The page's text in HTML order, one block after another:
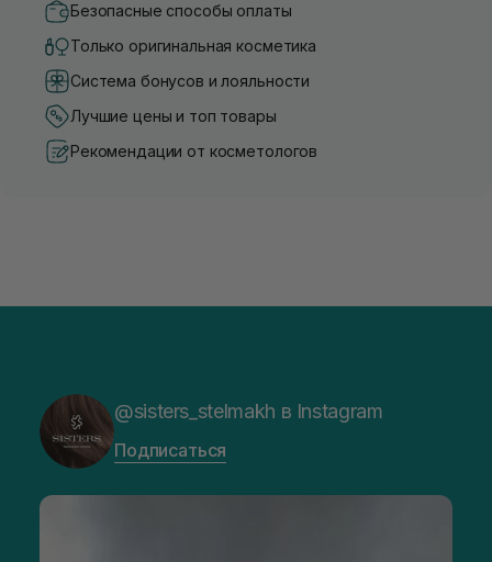
Безопасные способы оплаты
Только оригинальная косметика
Система бонусов и лояльности
Лучшие цены и топ товары
Рекомендации от косметологов
@sisters_stelmakh в Instagram
Подписаться